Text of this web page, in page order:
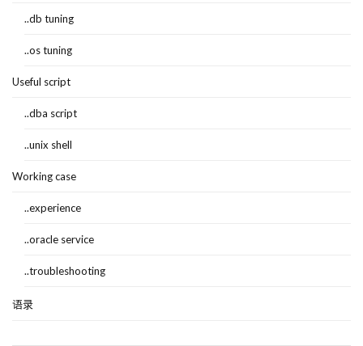
..db tuning
..os tuning
Useful script
..dba script
..unix shell
Working case
..experience
..oracle service
..troubleshooting
语录